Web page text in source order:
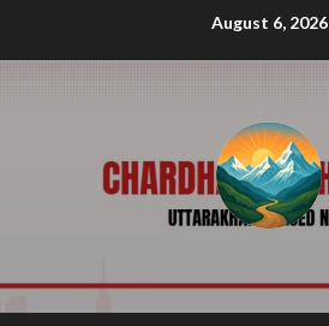
August 6, 2026